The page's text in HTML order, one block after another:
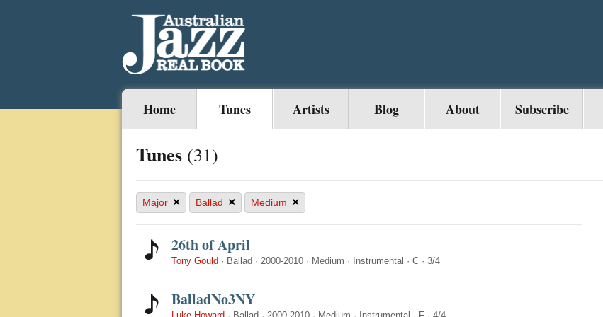
Home Tunes Artists Blog About Subscribe
Tunes (31)
Major × Ballad × Medium ×
26th of April
Tony Gould · Ballad · 2000-2010 · Medium · Instrumental · C · 3/4
BalladNo3NY